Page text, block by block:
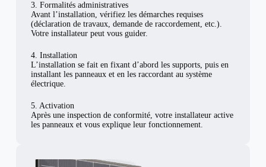
3. Formalités administratives
Avant l’installation, vérifiez les démarches requises
(déclaration de travaux, demande de raccordement, etc.).
Votre installateur peut vous guider.
4. Installation
L’installation se fait en fixant d’abord les supports, puis en
installant les panneaux et en les raccordant au système
électrique.
5. Activation
Après une inspection de conformité, votre installateur active
les panneaux et vous explique leur fonctionnement.